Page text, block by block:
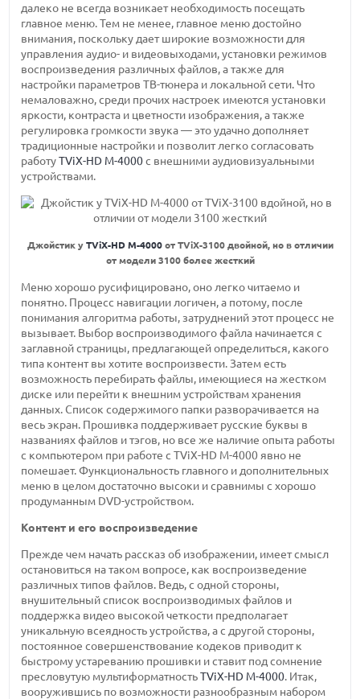
далеко не всегда возникает необходимость посещать
главное меню. Тем не менее, главное меню достойно
внимания, поскольку дает широкие возможности для
управления аудио- и видеовыходами, установки режимов
воспроизведения различных файлов, а также для
настройки параметров ТВ-тюнера и локальной сети. Что
немаловажно, среди прочих настроек имеются установки
яркости, контраста и цветности изображения, а также
регулировка громкости звука — это удачно дополняет
традиционные настройки и позволит легко согласовать
работуTViX-HD M-4000с внешними аудиовизуальными
устройствами.
Джойстик у TViX-HD M-4000от TViX-3100 двойной, но в отличии
от модели 3100 более жесткий
Меню хорошо русифицировано, оно легко читаемо и
понятно. Процесс навигации логичен, а потому, после
понимания алгоритма работы, затруднений этот процесс не
вызывает. Выбор воспроизводимого файла начинается с
заглавной страницы, предлагающей определиться, какого
типа контент вы хотите воспроизвести. Затем есть
возможность перебирать файлы, имеющиеся на жестком
диске или перейти к внешним устройствам хранения
данных. Список содержимого папки разворачивается на
весь экран. Прошивка поддерживает русские буквы в
названиях файлов и тэгов, но все же наличие опыта работы
с компьютером при работе с TViX-HD M-4000 явно не
помешает. Функциональность главного и дополнительных
меню в целом достаточно высоки и сравнимы с хорошо
продуманным DVD-устройством.
Контент и его воспроизведение
Прежде чем начать рассказ об изображении, имеет смысл
остановиться на таком вопросе, как воспроизведение
различных типов файлов. Ведь, с одной стороны,
внушительный список воспроизводимых файлов и
поддержка видео высокой четкости предполагает
уникальную всеядность устройства, а с другой стороны,
постоянное совершенствование кодеков приводит к
быстрому устареванию прошивки и ставит под сомнение
пресловутую мультиформатностьTViX-HD M-4000. Итак,
вооружившись по возможности разнообразным набором